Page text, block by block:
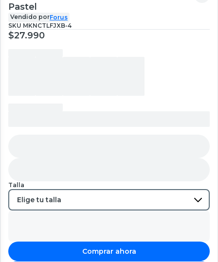
Pastel
Vendido porForus
SKU MKNCTLFJXB-4
$27.990
Talla
Comprar ahora